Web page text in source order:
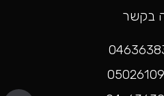
בקשר